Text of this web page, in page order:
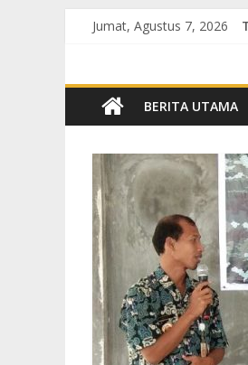
Jumat, Agustus 7, 2026
BERITA UTAMA